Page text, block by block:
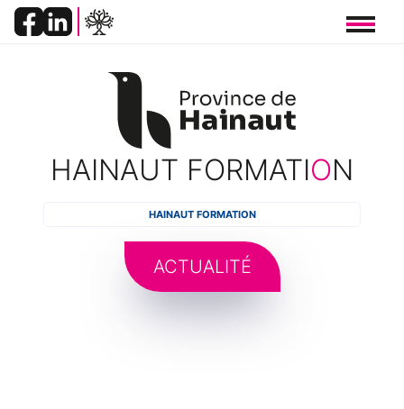
Panneau de gestion des cookies
HAINAUT FORMATION
D'ARIANE
HAINAUT FORMATION
ACTUALITÉ